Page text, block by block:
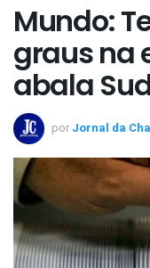
Mundo:
graus na
abala
por Jornal da